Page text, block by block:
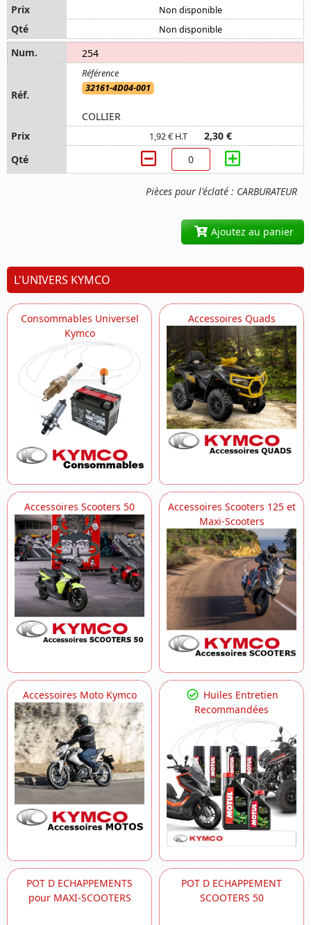
Pièces pour l'éclaté : CARBURATEUR
Non disponible
Non disponible
254
32161-4D04-001
COLLIER
1,92 € H.T 2,30 €
Ajoutez au panier
L'UNIVERS KYMCO
Consommables Universel
Kymco
Accessoires Quads
Accessoires Scooters 50
Accessoires Scooters 125 et
Maxi-Scooters
Accessoires Moto Kymco
Huiles Entretien
Recommandées
POT D ECHAPPEMENTS
pour MAXI-SCOOTERS
POT D ECHAPPEMENT
SCOOTERS 50